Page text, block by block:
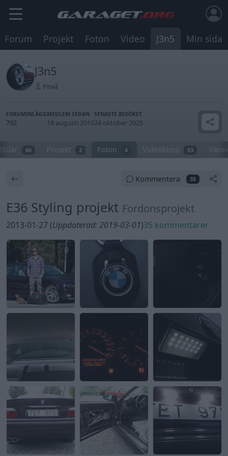
Forum Projekt Foton Video J3n5 Min sida
J3n5
Piteå
FORUMINLÄGG
792
MEDLEM SEDAN
18 augusti 2010
SENASTE BESÖKET
24 oktober 2025
66 Projekt 2 Foton 4 Videoklipp 53
Kommentera 35
E36 Styling projekt Fordonsprojekt
2013-01-27 (Uppdaterad: 2019-03-01)35 kommentarer